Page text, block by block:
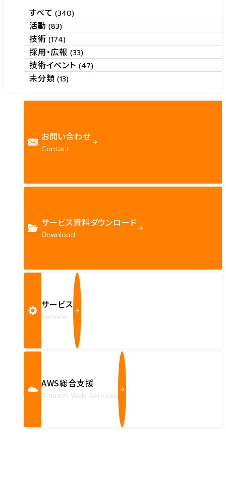
すべて(340)
活動(83)
技術(174)
採用・広報 (33)
技術イベント (47)
未分類(13)
お問い合わせ
Contact
サービス資料ダウンロード
Download
サービス
Service
AWS総合支援
Amazon Web Services